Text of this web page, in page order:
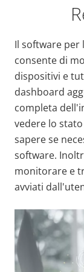
Il software per
consente di
dispositivi e
dashboard
completa
vedere lo
sapere se
software.
monitorare e
avviati